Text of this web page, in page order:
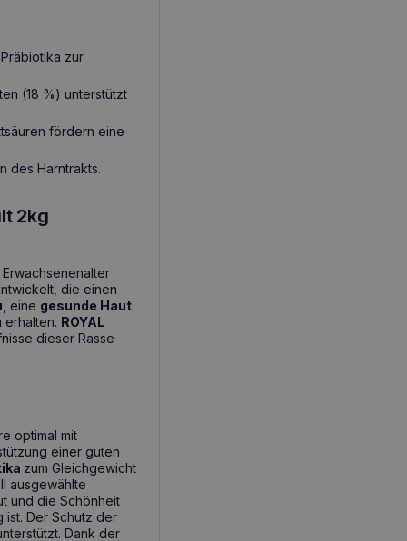
zur
(18 %) unterstützt
fördern eine
des Harntrakts.
2kg
Erwachsenenalter
die einen
, eine gesunde Haut
ROYAL
dieser Rasse
optimal mit
einer guten
zum Gleichgewicht
ausgewählte
und die Schönheit
ist. Der Schutz der
Dank der